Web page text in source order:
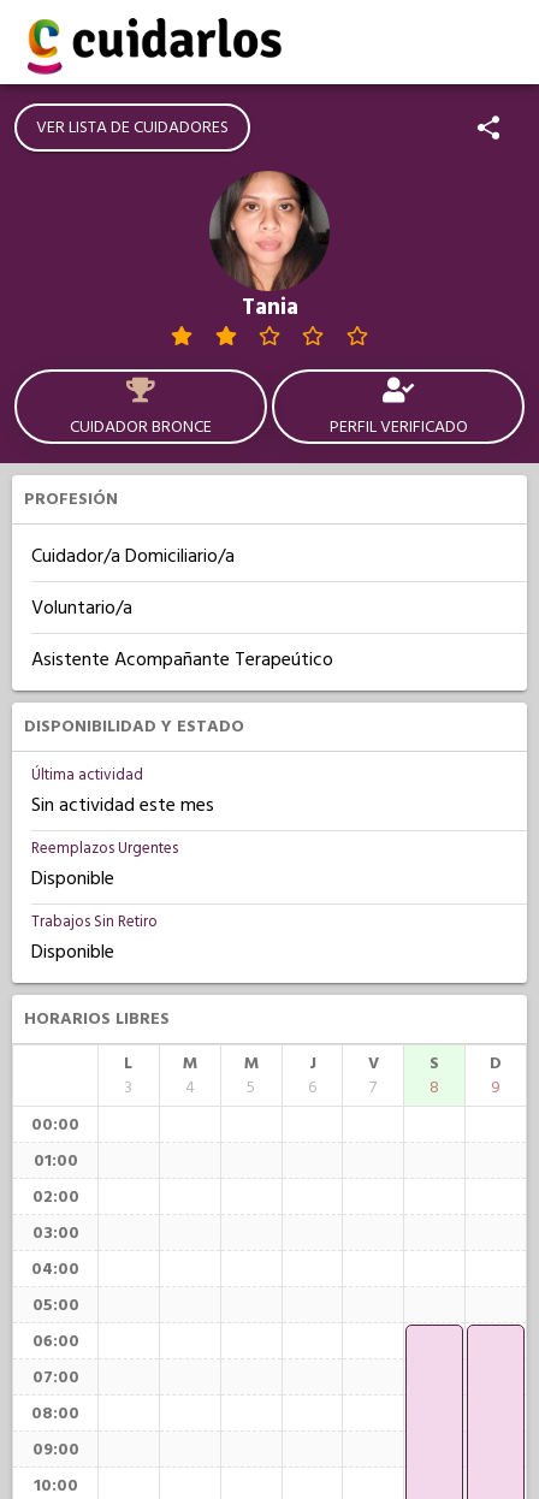
VER LISTA DE CUIDADORES
Tania
CUIDADOR BRONCE PERFIL VERIFICADO
PROFESIÓN
Cuidador/a Domiciliario/a
Voluntario/a
Asistente Acompañante Terapeútico
DISPONIBILIDAD Y ESTADO
Última actividad
Sin actividad este mes
Reemplazos Urgentes
Disponible
Trabajos Sin Retiro
Disponible
HORARIOS LIBRES
L
3
M
4
M
5
J
6
V
7
S
8
D
9
00:00
01:00
02:00
03:00
04:00
05:00
06:00
07:00
08:00
09:00
10:00